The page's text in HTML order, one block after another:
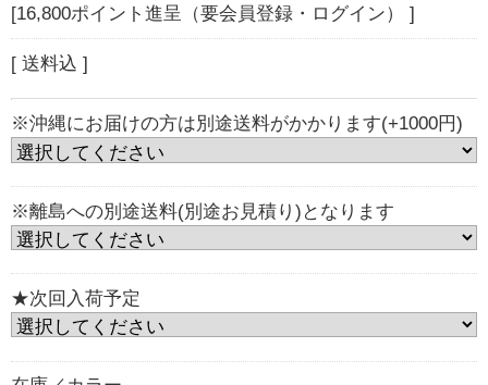
[16,800ポイント進呈（要会員登録・ログイン） ]
[ 送料込 ]
※沖縄にお届けの方は別途送料がかかります(+1000円)
※離島への別途送料(別途お見積り)となります
★次回入荷予定